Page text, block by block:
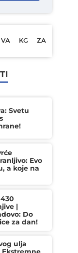
VA KG ZA
Svetu
Evo
a koje na
|
Do
za dan!
ulja